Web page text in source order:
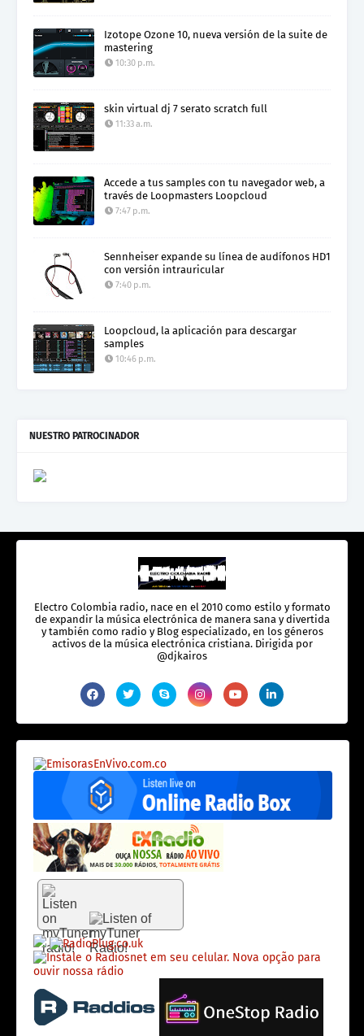
Izotope Ozone 10, nueva versión de la suite de
mastering
10:30 p.m.
skin virtual dj 7 serato scratch full
11:33 a.m.
Accede a tus samples con tu navegador web, a
través de Loopmasters Loopcloud
7:47 p.m.
Sennheiser expande su línea de audífonos HD1
con versión intrauricular
7:40 p.m.
Loopcloud, la aplicación para descargar
samples
10:46 p.m.
NUESTRO PATROCINADOR
Electro Colombia radio, nace en el 2010 como estilo y formato
de expandir la música electrónica de manera sana y divertida
y también como radio y Blog especializado, en los géneros
activos de la música electrónica cristiana. Dirigida por
@djkairos